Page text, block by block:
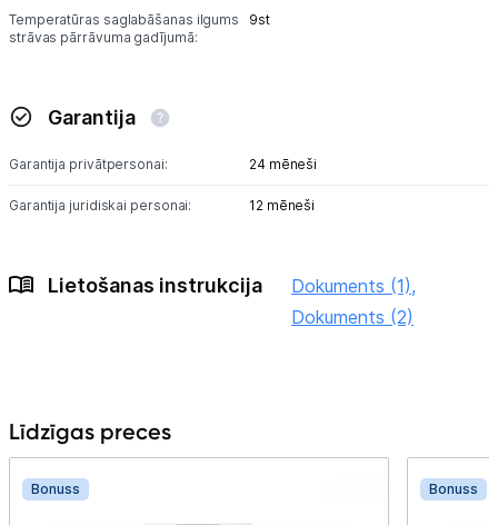
Temperatūras saglabāšanas ilgums
strāvas pārrāvuma gadījumā:
9st
Garantija
Garantija privātpersonai: 24 mēneši
Garantija juridiskai personai: 12 mēneši
Lietošanas instrukcija
Dokuments (1),
Dokuments (2)
Līdzīgas preces
Bonuss Bonuss